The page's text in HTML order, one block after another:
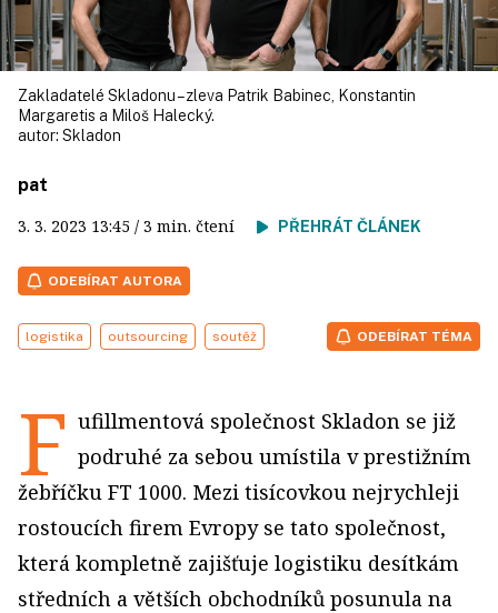
Zakladatelé Skladonu – zleva Patrik Babinec, Konstantin
Margaretis a Miloš Halecký.
autor: Skladon
pat
3. 3. 2023 13:45 / 3 min. čtení PŘEHRÁT ČLÁNEK
ODEBÍRAT AUTORA
logistika outsourcing soutěž ODEBÍRAT TÉMA
F ufillmentová společnost Skladon se již
podruhé za sebou umístila v prestižním
žebříčku FT 1000. Mezi tisícovkou nejrychleji
rostoucích firem Evropy se tato společnost,
která kompletně zajišťuje logistiku desítkám
středních a větších obchodníků posunula na